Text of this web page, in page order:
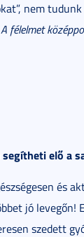
nem
félelmet
elő a
és
jó levegőn!
szedett